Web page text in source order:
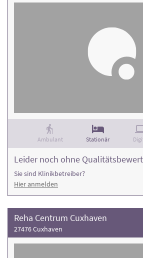
Ambulant Stationär
Leider noch ohne
Sie sind Klinikbetreiber?
Hier anmelden
Reha Centrum Cuxhaven
27476 Cuxhaven